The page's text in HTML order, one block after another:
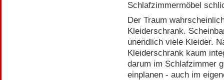
Schlafzimmermöbel
Der Traum
Kleiderschrank.
unendlich viele Kleider.
Kleiderschrank kaum
darum im Schlafzimmer
einplanen - auch im